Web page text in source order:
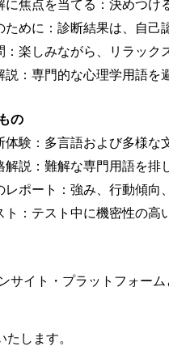
に焦点を当てる：決めつけ
ために：診断結果は、自己
：楽しみながら、リラック
説：専門的な心理学用語を
の
体験：多言語および多様な
解説：難解な専門用語を排
レポート：強み、行動傾向
ト：テスト中に機密性の高
サイト・プラットフォー
します。